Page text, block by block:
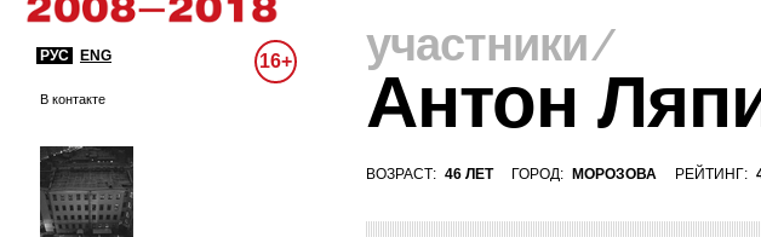
РУС ENG 16+
В контакте
участники⁄
Антон
ВОЗРАСТ: 46 ЛЕТ ГОРОД: МОРОЗОВА РЕЙТИНГ: